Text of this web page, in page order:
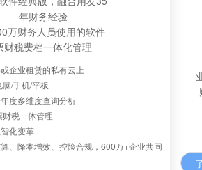
年财务经验
万财务人员使用的软件
财税费档一体化管理
企业租赁的私有云上
/手机/平板
度多维度查询分析
税一体管理
化变革
、降本增效、控险合规，600万+企业共同